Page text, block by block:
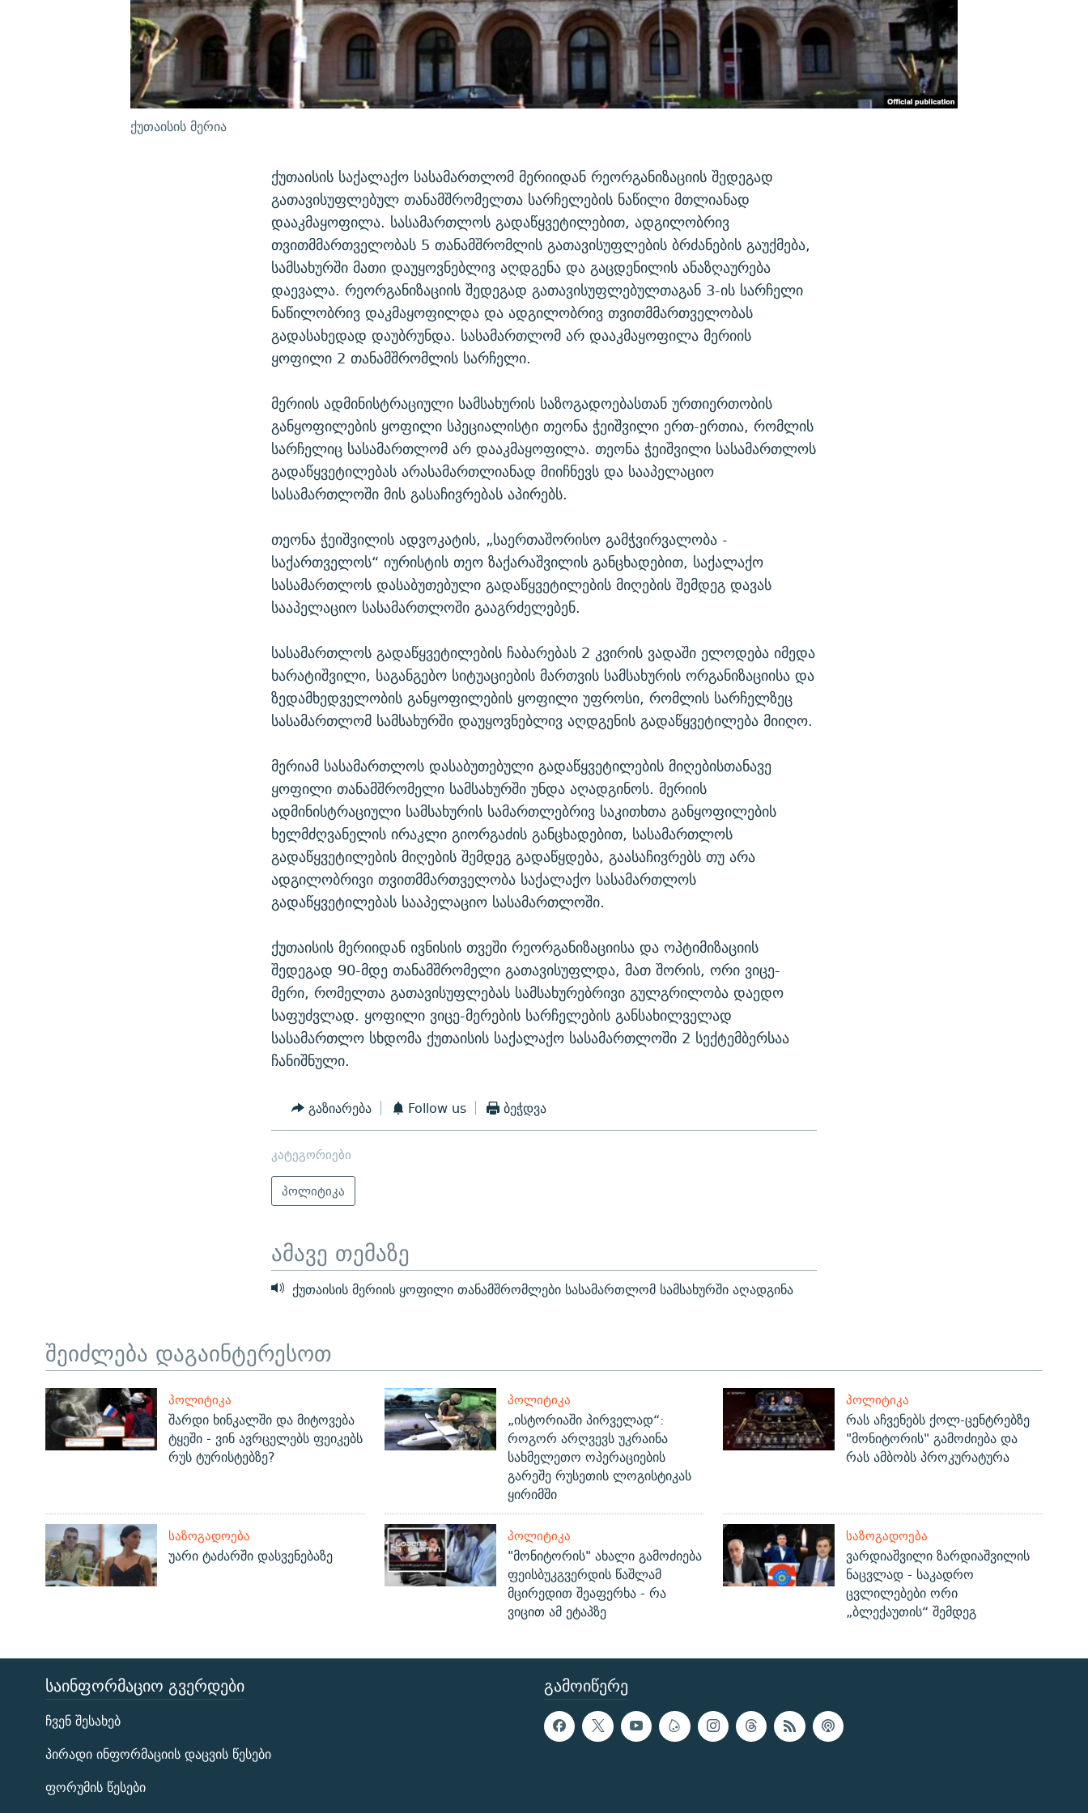
ЭХО КАВКАЗА
ქუთაისის მერია
ქუთაისის საქალაქო სასამართლომ მერიიდან რეორგანიზაციის შედეგად
გათავისუფლებულ თანამშრომელთა სარჩელების ნაწილი მთლიანად
დააკმაყოფილა. სასამართლოს გადაწყვეტილებით, ადგილობრივ
თვითმმართველობას 5 თანამშრომლის გათავისუფლების ბრძანების გაუქმება,
სამსახურში მათი დაუყოვნებლივ აღდგენა და გაცდენილის ანაზღაურება
დაევალა. რეორგანიზაციის შედეგად გათავისუფლებულთაგან 3-ის სარჩელი
ნაწილობრივ დაკმაყოფილდა და ადგილობრივ თვითმმართველობას
გადასახედად დაუბრუნდა. სასამართლომ არ დააკმაყოფილა მერიის
ყოფილი 2 თანამშრომლის სარჩელი.
მერიის ადმინისტრაციული სამსახურის საზოგადოებასთან ურთიერთობის
განყოფილების ყოფილი სპეციალისტი თეონა ჭეიშვილი ერთ-ერთია, რომლის
სარჩელიც სასამართლომ არ დააკმაყოფილა. თეონა ჭეიშვილი სასამართლოს
გადაწყვეტილებას არასამართლიანად მიიჩნევს და სააპელაციო
სასამართლოში მის გასაჩივრებას აპირებს.
თეონა ჭეიშვილის ადვოკატის, „საერთაშორისო გამჭვირვალობა -
საქართველოს“ იურისტის თეო ზაქარაშვილის განცხადებით, საქალაქო
სასამართლოს დასაბუთებული გადაწყვეტილების მიღების შემდეგ დავას
სააპელაციო სასამართლოში გააგრძელებენ.
სასამართლოს გადაწყვეტილების ჩაბარებას 2 კვირის ვადაში ელოდება იმედა
ხარატიშვილი, საგანგებო სიტუაციების მართვის სამსახურის ორგანიზაციისა და
ზედამხედველობის განყოფილების ყოფილი უფროსი, რომლის სარჩელზეც
სასამართლომ სამსახურში დაუყოვნებლივ აღდგენის გადაწყვეტილება მიიღო.
მერიამ სასამართლოს დასაბუთებული გადაწყვეტილების მიღებისთანავე
ყოფილი თანამშრომელი სამსახურში უნდა აღადგინოს. მერიის
ადმინისტრაციული სამსახურის სამართლებრივ საკითხთა განყოფილების
ხელმძღვანელის ირაკლი გიორგაძის განცხადებით, სასამართლოს
გადაწყვეტილების მიღების შემდეგ გადაწყდება, გაასაჩივრებს თუ არა
ადგილობრივი თვითმმართველობა საქალაქო სასამართლოს
გადაწყვეტილებას სააპელაციო სასამართლოში.
ქუთაისის მერიიდან ივნისის თვეში რეორგანიზაციისა და ოპტიმიზაციის
შედეგად 90-მდე თანამშრომელი გათავისუფლდა, მათ შორის, ორი ვიცე-
მერი, რომელთა გათავისუფლებას სამსახურებრივი გულგრილობა დაედო
საფუძვლად. ყოფილი ვიცე-მერების სარჩელების განსახილველად
სასამართლო სხდომა ქუთაისის საქალაქო სასამართლოში 2 სექტემბერსაა
ჩანიშნული.
გაზიარება Follow us ბეჭდვა
კატეგორიები
პოლიტიკა
ამავე თემაზე
ქუთაისის მერიის ყოფილი თანამშრომლები სასამართლომ სამსახურში აღადგინა
შეიძლება დაგაინტერესოთ
ᲞᲝᲚᲘᲢᲘᲙᲐ
შარდი ხინკალში და მიტოვება
ტყეში - ვინ ავრცელებს ფეიკებს
რუს ტურისტებზე?
ᲞᲝᲚᲘᲢᲘᲙᲐ
„ისტორიაში პირველად“:
როგორ არღვევს უკრაინა
სახმელეთო ოპერაციების
გარეშე რუსეთის ლოგისტიკას
ყირიმში
ᲞᲝᲚᲘᲢᲘᲙᲐ
რას აჩვენებს ქოლ-ცენტრებზე
"მონიტორის" გამოძიება და
რას ამბობს პროკურატურა
ᲡᲐᲖᲝᲒᲐᲓᲝᲔᲑᲐ
უარი ტაძარში დასვენებაზე
ᲞᲝᲚᲘᲢᲘᲙᲐ
"მონიტორის" ახალი გამოძიება
ფეისბუკგვერდის წაშლამ
მცირედით შეაფერხა - რა
ვიცით ამ ეტაპზე
ᲡᲐᲖᲝᲒᲐᲓᲝᲔᲑᲐ
ვარდიაშვილი ზარდიაშვილის
ნაცვლად - საკადრო
ცვლილებები ორი
„ბლექაუთის“ შემდეგ
ᲒᲐᲛᲝᲘᲬᲔᲠᲔ
ᲡᲐᲘᲜᲤᲝᲠᲛᲐᲪᲘᲝ ᲒᲕᲔᲠᲓᲔᲑᲘ
ჩვენ შესახებ
პირადი ინფორმაციის დაცვის წესები
ფორუმის წესები